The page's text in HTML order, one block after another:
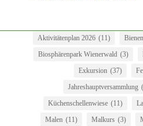
Aktivitätenplan 2026 (11) Bienen
Biosphärenpark Wienerwald (3)
Exkursion (37)
Jahreshauptversammlung
Küchenschellenwiese (11)
Malen (11) Malkurs (3)